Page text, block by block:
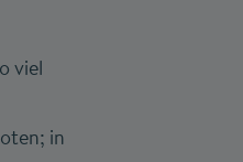
viel
in